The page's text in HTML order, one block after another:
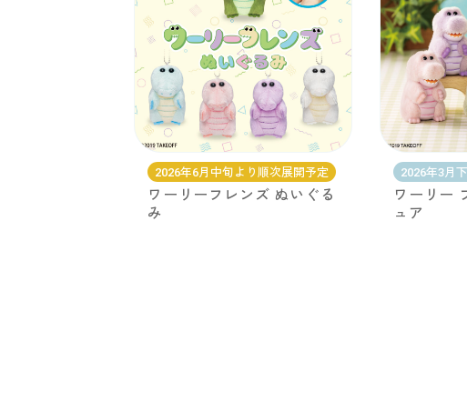
2026年6月中旬より順次展開予定
ワーリーフレンズ ぬいぐる
み
2026年3月
ワーリー
ュア